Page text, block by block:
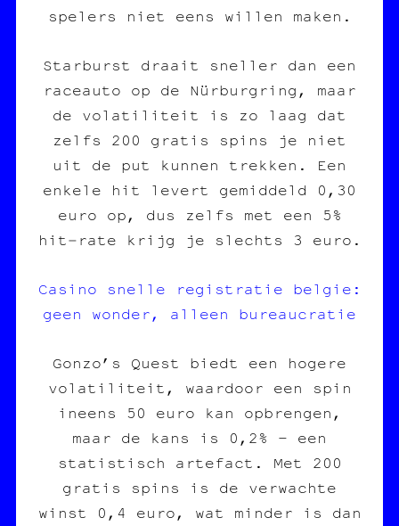
spelers niet eens willen maken.
Starburst draait sneller dan een
raceauto op de Nürburgring, maar
de volatiliteit is zo laag dat
zelfs 200 gratis spins je niet
uit de put kunnen trekken. Een
enkele hit levert gemiddeld 0,30
euro op, dus zelfs met een 5%
hit‑rate krijg je slechts 3 euro.
Casino snelle registratie belgie:
geen wonder, alleen bureaucratie
Gonzo’s Quest biedt een hogere
volatiliteit, waardoor een spin
ineens 50 euro kan opbrengen,
maar de kans is 0,2% – een
statistisch artefact. Met 200
gratis spins is de verwachte
winst 0,4 euro, wat minder is dan